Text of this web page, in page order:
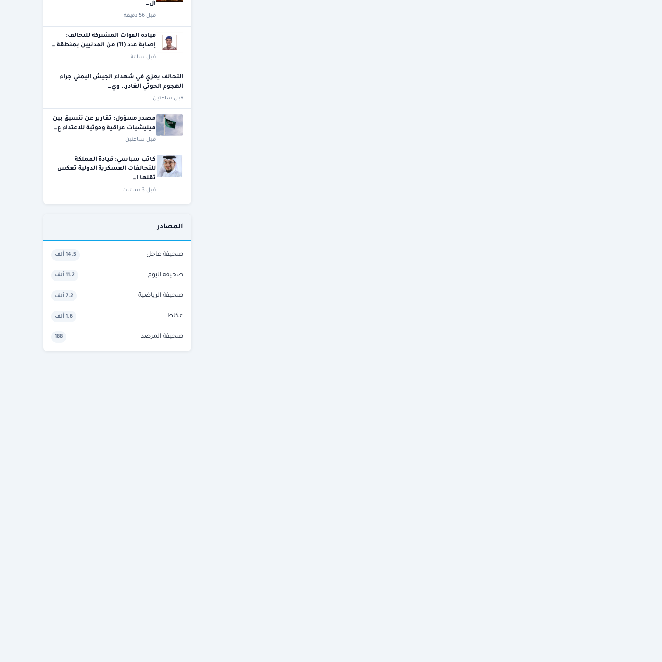
ال…
قبل 56 دقيقة
قيادة القوات المشتركة للتحالف:
إصابة عدد (11) من المدنيين بمنطقة …
قبل ساعة
التحالف يعزي في شهداء الجيش اليمني جراء
الهجوم الحوثي الغادر.. وي…
قبل ساعتين
مصدر مسؤول: تقارير عن تنسيق بين
ميليشيات عراقية وحوثية للاعتداء ع…
قبل ساعتين
كاتب سياسي: قيادة المملكة
للتحالفات العسكرية الدولية تعكس
ثقلها ا…
قبل 3 ساعات
المصادر
صحيفة عاجل 14.5 ألف
صحيفة اليوم 11.2 ألف
صحيفة الرياضية 7.2 ألف
عكاظ 1.6 ألف
صحيفة المرصد 188